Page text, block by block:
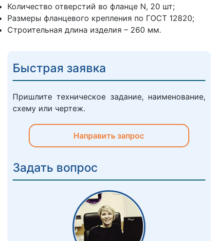
Количество отверстий во фланце N, 20 шт;
Размеры фланцевого крепления по ГОСТ 12820;
Строительная длина изделия – 260 мм.
Быстрая заявка
Пришлите техническое задание, наименование,
схему или чертеж.
Направить запрос
Задать вопрос